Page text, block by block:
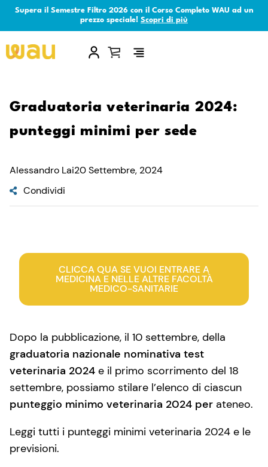
Supera il Semestre Filtro 2026 con il Corso Completo WAU ad un
prezzo speciale! Scopri di più
×
Graduatoria veterinaria 2024:
punteggi minimi per sede
Alessandro Lai20 Settembre, 2024
Condividi
CLICCA QUA SE VUOI ENTRARE A
MEDICINA E NELLE ALTRE FACOLTÀ
MEDICO-SANITARIE
Dopo la pubblicazione, il 10 settembre, della
graduatoria nazionale nominativa test
veterinaria 2024 e il primo scorrimento del 18
settembre, possiamo stilare l’elenco di ciascun
punteggio minimo veterinaria 2024 per ateneo.
Leggi tutti i punteggi minimi veterinaria 2024 e le
previsioni.